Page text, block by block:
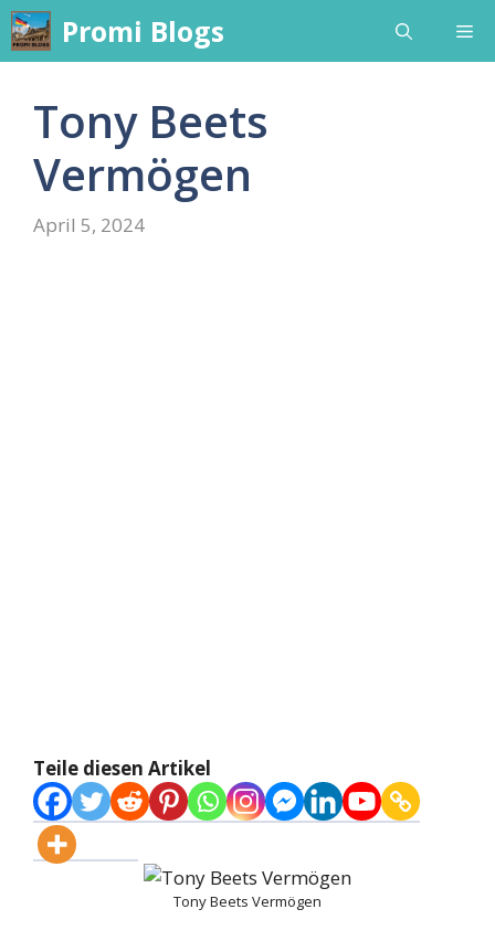
Skip
to
content
Promi Blogs
Tony Beets
Vermögen
April 5, 2024
Teile diesen Artikel
Tony Beets Vermögen